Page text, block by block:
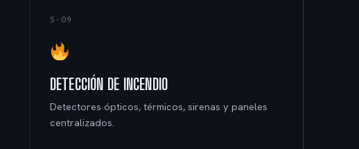
S-09
DETECCIÓN DE INCENDIO
Detectores ópticos, térmicos, sirenas y paneles
centralizados.